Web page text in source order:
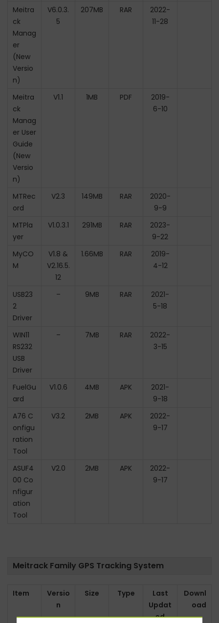
Meitra
ck
Manag
er
(New
Versio
n)
V6.0.3.
5
207MB RAR
2022-
11-28
Meitra
ck
Manag
er User
Guide
(New
Versio
n)
V1.1 1MB PDF
2019-
6-10
MTRec
ord
V2.3 149MB RAR
2020-
9-9
MTPla
yer
V1.0.3.1 291MB RAR
2023-
9-22
MyCO
M
V1.8 &
V2.16.5.
12
1.66MB RAR
2019-
4-12
USB23
2
Driver
– 9MB RAR
2021-
5-18
WIN11
RS232
USB
Driver
– 7MB RAR
2022-
3-15
FuelGu
ard
V1.0.6 4MB APK
2021-
9-18
A76 C
onfigu
ration
Tool
V3.2 2MB APK
2022-
9-17
ASUF4
00 Co
nfigur
ation
Tool
V2.0 2MB APK
2022-
9-17
Meitrack Family GPS Tracking System
Item
Versio
n
Size Type
Last
Updat
ed
Downl
oad